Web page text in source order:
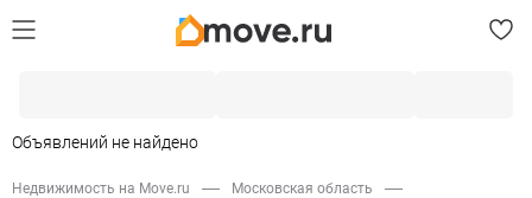
Объявлений не найдено
Недвижимость на Move.ru
Московская область